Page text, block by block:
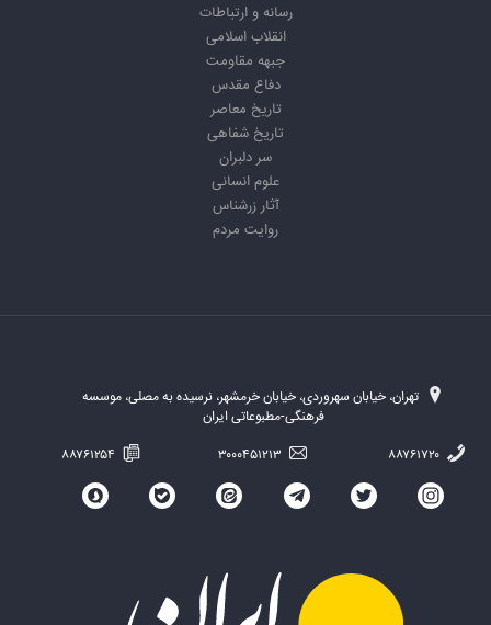
رسانه و ارتباطات
انقلاب اسلامی
جبهه مقاومت
دفاع مقدس
تاریخ معاصر
تاریخ شفاهی
سر دلبران
علوم انسانی
آثار زرشناس
روایت مردم
تهران، خیابان سهروردی، خیابان خرمشهر، نرسیده به مصلی، موسسه
فرهنگی-مطبوعاتی ایران